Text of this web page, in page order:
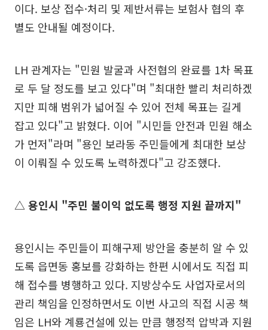
이다. 보상 접수·처리 및 제반서류는 보험사 협의 후
별도 안내될 예정이다.
LH 관계자는 "민원 발굴과 사전협의 완료를 1차 목표
로 두 달 정도를 보고 있다"며 "최대한 빨리 처리하겠
지만 피해 범위가 넓어질 수 있어 전체 목표는 길게
잡고 있다"고 밝혔다. 이어 "시민들 안전과 민원 해소
가 먼저"라며 "용인 보라동 주민들에게 최대한 보상
이 이뤄질 수 있도록 노력하겠다"고 강조했다.
△ 용인시 "주민 불이익 없도록 행정 지원 끝까지"
용인시는 주민들이 피해구제 방안을 충분히 알 수 있
도록 읍면동 홍보를 강화하는 한편 시에서도 직접 피
해 접수를 병행하고 있다. 지방상수도 사업자로서의
관리 책임을 인정하면서도 이번 사고의 직접 시공 책
임은 LH와 계룡건설에 있는 만큼 행정적 압박과 지원